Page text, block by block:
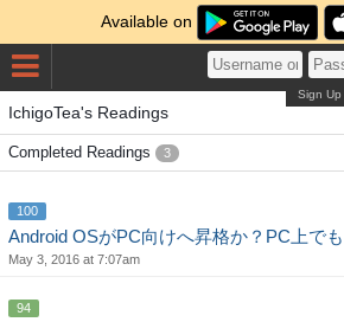
Available on
Sign Up
IchigoTea's Readings
Completed Readings 3
100
Android OSがPC向けへ昇格か？PC上で
May 3, 2016 at 7:07am
94